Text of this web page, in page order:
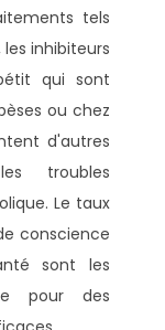
tels
les inhibiteurs
qui sont
ou chez
d'autres
troubles
Le taux
conscience
sont les
pour des